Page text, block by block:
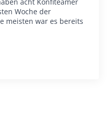
Woche der
meisten war es bereits